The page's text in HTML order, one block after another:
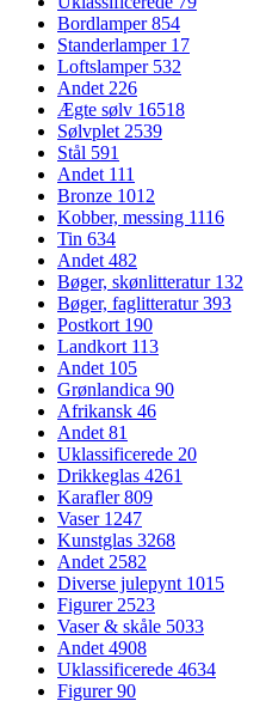
Bordlamper854
Standerlamper 17
Loftslamper 532
Andet226
Ægte sølv 16518
Sølvplet2539
Stål 591
Andet 111
Bronze 1012
Kobber, messing 1116
Tin 634
Andet482
Bøger, skønlitteratur 132
Bøger, faglitteratur393
Postkort 190
Landkort 113
Andet 105
Grønlandica 90
Afrikansk 46
Andet81
Uklassificerede 20
Drikkeglas 4261
Karafler809
Vaser 1247
Kunstglas 3268
Andet2582
Diverse julepynt 1015
Figurer2523
Vaser & skåle 5033
Andet4908
Uklassificerede 4634
Figurer90